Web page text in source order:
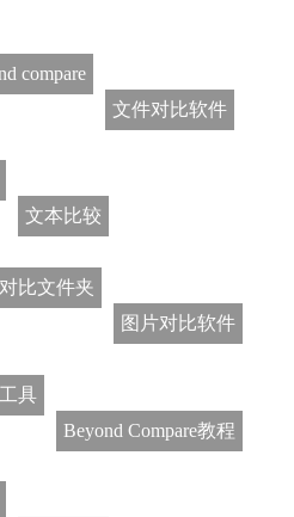
compare
文件对比软件
文本比较
对比文件夹
图片对比软件
具
Beyond Compare教程